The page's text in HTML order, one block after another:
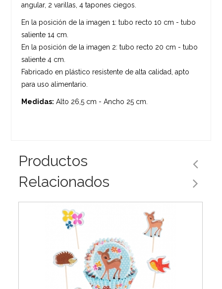
angular, 2 varillas, 4 tapones ciegos.
En la posición de la imagen 1: tubo recto 10 cm - tubo
saliente 14 cm.
En la posición de la imagen 2: tubo recto 20 cm - tubo
saliente 4 cm.
Fabricado en plástico resistente de alta calidad, apto
para uso alimentario.
Medidas: Alto 26,5 cm - Ancho 25 cm.
Productos
Relacionados